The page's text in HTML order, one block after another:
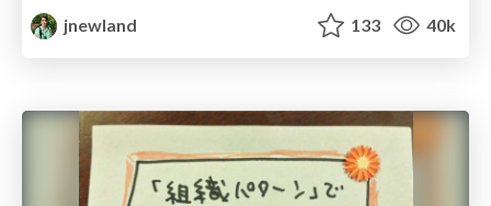
jnewland
133 40k